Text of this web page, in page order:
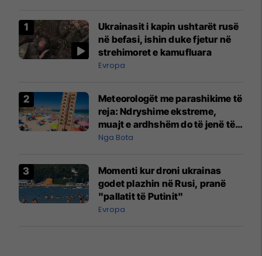
Ukrainasit i kapin ushtarët rusë
në befasi, ishin duke fjetur në
strehimoret e kamufluara
Evropa
Meteorologët me parashikime të
reja: Ndryshime ekstreme,
muajt e ardhshëm do të jenë të
pazakontë
Nga Bota
Momenti kur droni ukrainas
godet plazhin në Rusi, pranë
"pallatit të Putinit"
Evropa